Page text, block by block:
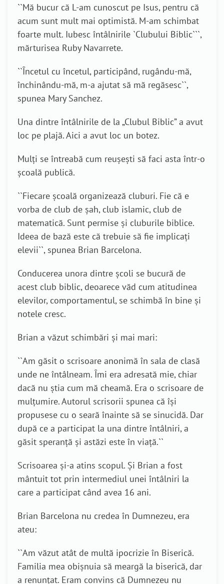
``Mă bucur că L-am cunoscut pe Isus, pentru că
acum sunt mult mai optimistă. M-am schimbat
foarte mult. Iubesc întâlnirile `Clubului Biblic```,
mărturisea Ruby Navarrete.
``Încetul cu încetul, participând, rugându-mă,
închinându-mă, m-a ajutat să mă regăsesc``,
spunea Mary Sanchez.
Una dintre întâlnirile de la „Clubul Biblic” a avut
loc pe plajă. Aici a avut loc un botez.
Mulți se întreabă cum reușești să faci asta într-o
școală publică.
``Fiecare școală organizează cluburi. Fie că e
vorba de club de șah, club islamic, club de
matematică. Sunt permise și cluburile biblice.
Ideea de bază este că trebuie să fie implicați
elevii``, spunea Brian Barcelona.
Conducerea unora dintre școli se bucură de
acest club biblic, deoarece văd cum atitudinea
elevilor, comportamentul, se schimbă în bine și
notele cresc.
Brian a văzut schimbări și mai mari:
``Am găsit o scrisoare anonimă în sala de clasă
unde ne întâlneam. Îmi era adresată mie, chiar
dacă nu știa cum mă cheamă. Era o scrisoare de
mulțumire. Autorul scrisorii spunea că își
propusese cu o seară înainte să se sinucidă. Dar
după ce a participat la una dintre întâlniri, a
găsit speranță și astăzi este în viață.``
Scrisoarea și-a atins scopul. Și Brian a fost
mântuit tot prin intermediul unei întâlniri la
care a participat când avea 16 ani.
Brian Barcelona nu credea în Dumnezeu, era
ateu:
``Am văzut atât de multă ipocrizie în Biserică.
Familia mea obișnuia să meargă la biserică, dar
a renunțat. Eram convins că Dumnezeu nu